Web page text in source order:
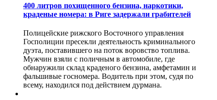
400 литров похищенного бензина, наркотики,
краденые номера: в Риге задержали грабителей
Полицейские рижского Восточного управления
Госполиции пресекли деятельность криминального
дуэта, поставившего на поток воровство топлива.
Мужчин взяли с поличным в автомобиле, где
обнаружили склад краденого бензина, амфетамин и
фальшивые госномера. Водитель при этом, судя по
всему, находился под действием дурмана.